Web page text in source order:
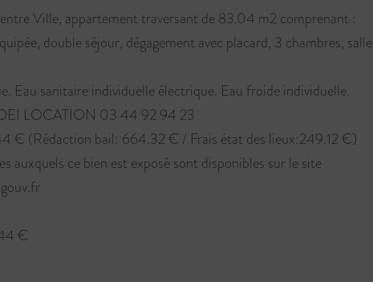
Ville, appartement traversant de 83.04 m2 comprenant :
double séjour, dégagement avec placard, 3 chambres, salle
Eau sanitaire individuelle électrique. Eau froide individuelle.
LOCATION 03 44 92 94 23
€ (Rédaction bail: 664.32 € / Frais état des lieux:249.12 €)
auxquels ce bien est exposé sont disponibles sur le site
€